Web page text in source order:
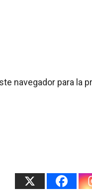
navegador para la